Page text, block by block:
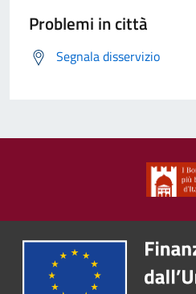
Problemi in città
Segnala disservizio